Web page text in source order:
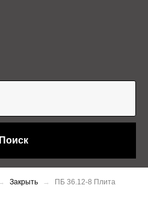
Поиск
Закрыть
ПБ 36.12-8 Плита